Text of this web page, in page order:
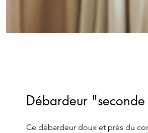
Débardeur
Ce débardeur doux et près du